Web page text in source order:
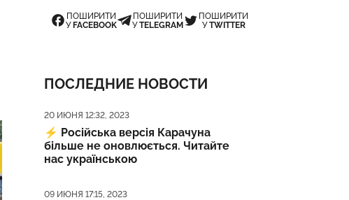
ПОШИРИТИ
У FACEBOOK
ПОШИРИТИ
УTELEGRAM
ПОШИРИТИ
УTWITTER
ПОСЛЕДНИЕ НОВОСТИ
Дата публикации
20 ИЮНЯ 12:32, 2023
⚡️ Російська версія Карачуна
більше не оновлюється. Читайте
нас українською
Дата публикации
09 ИЮНЯ 17:15, 2023